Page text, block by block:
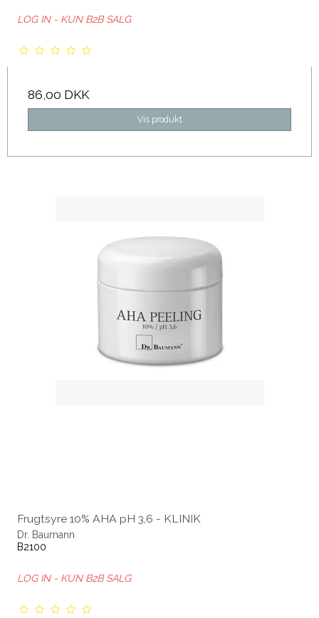
LOG IN - KUN B2B SALG
86,00 DKK
Vis produkt
Frugtsyre 10% AHA pH 3,6 - KLINIK
Dr. Baumann
B2100
LOG IN - KUN B2B SALG